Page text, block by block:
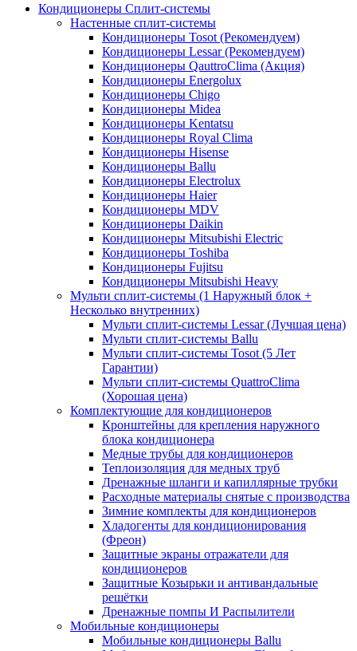
Кондиционеры Сплит-системы
Настенные сплит-системы
Кондиционеры Tosot (Рекомендуем)
Кондиционеры Lessar (Рекомендуем)
Кондиционеры QauttroClima (Акция)
Кондиционеры Energolux
Кондиционеры Chigo
Кондиционеры Midea
Кондиционеры Kentatsu
Кондиционеры Royal Clima
Кондиционеры Hisense
Кондиционеры Ballu
Кондиционеры Electrolux
Кондиционеры Haier
Кондиционеры MDV
Кондиционеры Daikin
Кондиционеры Mitsubishi Electric
Кондиционеры Toshiba
Кондиционеры Fujitsu
Кондиционеры Mitsubishi Heavy
Мульти сплит-системы (1 Наружный блок +
Несколько внутренних)
Мульти сплит-системы Lessar (Лучшая цена)
Мульти сплит-системы Ballu
Мульти сплит-системы Tosot (5 Лет
Гарантии)
Мульти сплит-системы QuattroClima
(Хорошая цена)
Комплектующие для кондиционеров
Кронштейны для крепления наружного
блока кондиционера
Медные трубы для кондиционеров
Теплоизоляция для медных труб
Дренажные шланги и капиллярные трубки
Расходные материалы снятые с производства
Зимние комплекты для кондиционеров
Хладогенты для кондиционирования
(Фреон)
Защитные экраны отражатели для
кондиционеров
Защитные Козырьки и антивандальные
решётки
Дренажные помпы И Распылители
Мобильные кондиционеры
Мобильные кондиционеры Ballu